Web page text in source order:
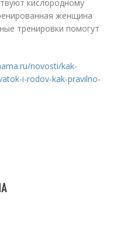
кислородному
женщина
тренировки помогут
novosti/kak-
i-rodov-kak-pravilno-